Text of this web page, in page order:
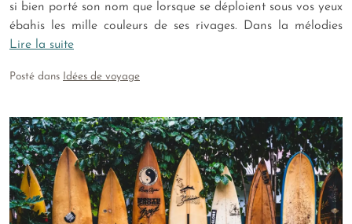
si bien porté son nom que lorsque se déploient sous vos yeux
ébahis les mille couleurs de ses rivages. Dans la mélodies
Lire la suite
Posté dans Idées de voyage